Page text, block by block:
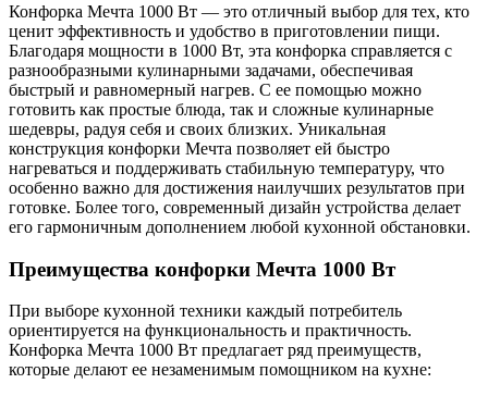
Конфорка Мечта 1000 Вт — это отличный выбор для тех, кто
ценит эффективность и удобство в приготовлении пищи.
Благодаря мощности в 1000 Вт, эта конфорка справляется с
разнообразными кулинарными задачами, обеспечивая
быстрый и равномерный нагрев. С ее помощью можно
готовить как простые блюда, так и сложные кулинарные
шедевры, радуя себя и своих близких. Уникальная
конструкция конфорки Мечта позволяет ей быстро
нагреваться и поддерживать стабильную температуру, что
особенно важно для достижения наилучших результатов при
готовке. Более того, современный дизайн устройства делает
его гармоничным дополнением любой кухонной обстановки.
Преимущества конфорки Мечта 1000 Вт
При выборе кухонной техники каждый потребитель
ориентируется на функциональность и практичность.
Конфорка Мечта 1000 Вт предлагает ряд преимуществ,
которые делают ее незаменимым помощником на кухне: